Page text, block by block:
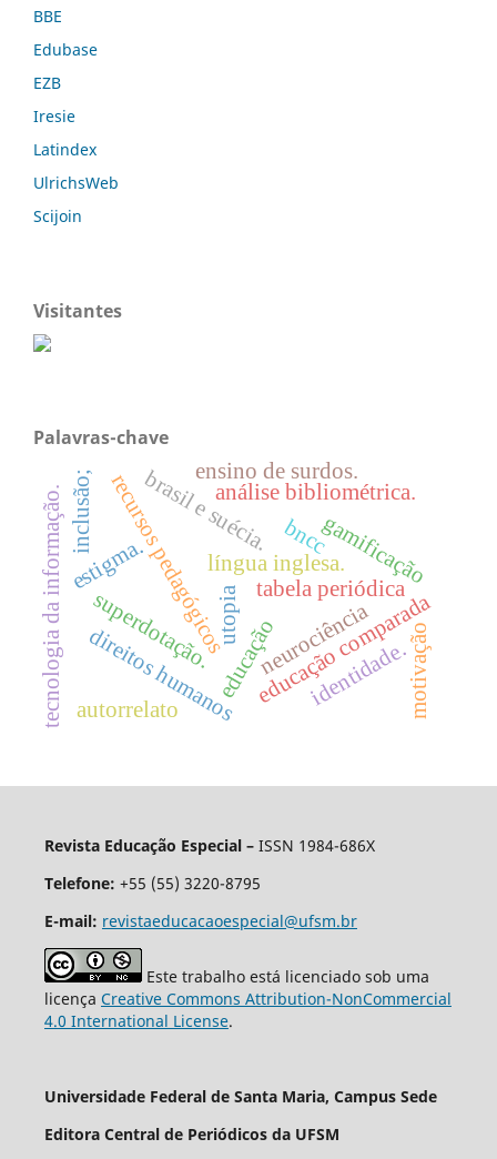
BBE
Edubase
EZB
Iresie
Latindex
UlrichsWeb
Scijoin
Visitantes
Palavras-chave
educação
tabela periódica
recursos pedagógicoslíngua inglesa.
brasil e suécia.
educação comparada
estigma.
direitos humanos
tecnologia da informação. superdotação. motivação
análise bibliométrica.
utopia
gamificação
neurociência
ensino de surdos.
identidade.
autorrelato
inclusão; bncc
Revista Educação Especial – ISSN 1984-686X
Telefone: +55 (55) 3220-8795
E-mail: revistaeducacaoespecial@ufsm.br
Este trabalho está licenciado sob uma
licença Creative Commons Attribution-NonCommercial
4.0 International License.
Universidade Federal de Santa Maria, Campus Sede
Editora Central de Periódicos da UFSM